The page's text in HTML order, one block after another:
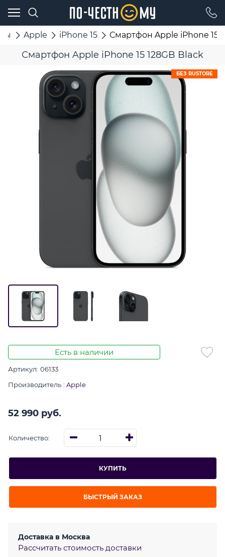
Apple iPhone 15 Смартфон Apple iPhone 15
Смартфон Apple iPhone 15 128GB Black
БЕЗ RUSTORE
Есть в наличии
Артикул: 06133
Производитель : Apple
52 990 руб.
Количество:
КУПИТЬ
БЫСТРЫЙ ЗАКАЗ
Доставка в Москва
Рассчитать стоимость доставки